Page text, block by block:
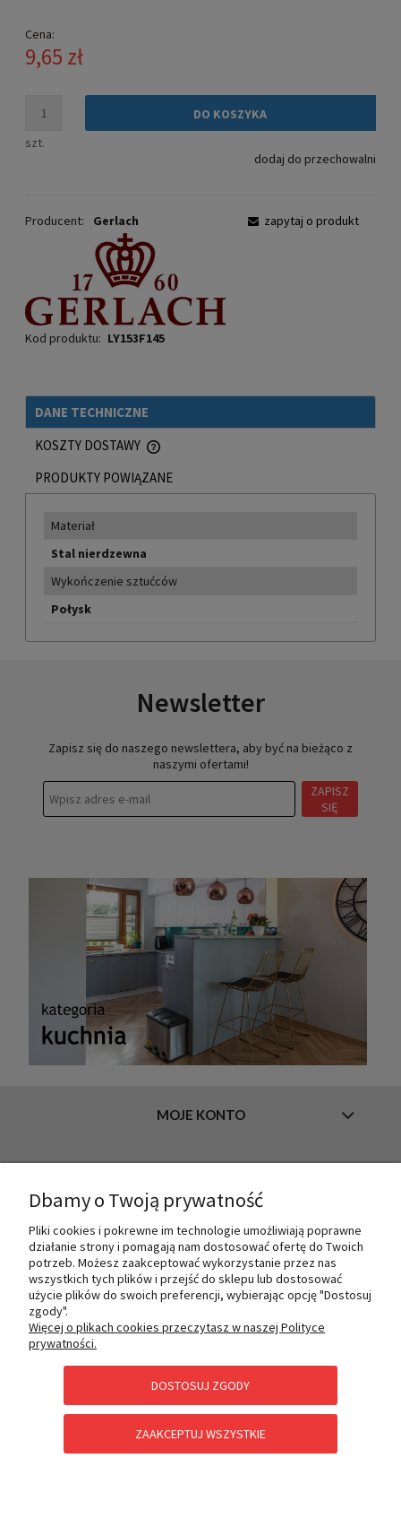
Cena:
9,65 zł
szt.
DO KOSZYKA
dodaj do przechowalni
Producent: Gerlach
Kod produktu: LY153F145
zapytaj o produkt
DANE TECHNICZNE
KOSZTY DOSTAWY
CENA NIE ZAWIERA EWENTUALNYCH KOSZTÓW PŁATNOŚCI
PRODUKTY POWIĄZANE
Materiał
Stal nierdzewna
Wykończenie sztućców
Połysk
Newsletter
Zapisz się do naszego newslettera, aby być na bieżąco z
naszymi ofertami!
ZAPISZ
SIĘ
MOJE KONTO
O NAS
PŁATNOŚCI I DOSTAWA
POMOC
Dbamy o Twoją prywatność
Pliki cookies i pokrewne im technologie umożliwiają poprawne
działanie strony i pomagają nam dostosować ofertę do Twoich
potrzeb. Możesz zaakceptować wykorzystanie przez nas
wszystkich tych plików i przejść do sklepu lub dostosować
użycie plików do swoich preferencji, wybierając opcję "Dostosuj
zgody".
Więcej o plikach cookies przeczytasz w naszej Polityce
prywatności.
DOSTOSUJ ZGODY
ZAAKCEPTUJ WSZYSTKIE